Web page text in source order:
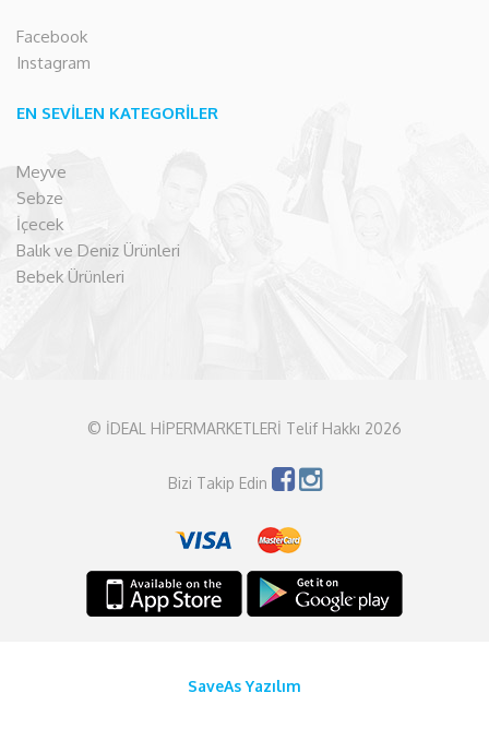
Facebook
Instagram
EN SEVİLEN KATEGORİLER
Meyve
Sebze
İçecek
Balık ve Deniz Ürünleri
Bebek Ürünleri
© İDEAL HİPERMARKETLERİ Telif Hakkı 2026
Bizi Takip Edin
SaveAs Yazılım